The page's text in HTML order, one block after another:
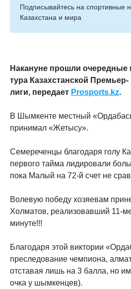
Подписывайтесь на cпортивные
Казахстана и мира
Накануне прошли очередные
тура Казахстанской Премьер-
лиги, передает Prosports.kz.
В Шымкенте местный
принимал «Жетысу».
Семереченцы благодаря голу
первого тайма лидировали
пока Малый на 72-й счет не
Волевую победу хозяевам
Холматов, реализовавший 11-
минуте!!!
Благодаря этой виктории
преследование чемпиона,
отставая лишь на 3 балла, но
очка у шымкенцев).